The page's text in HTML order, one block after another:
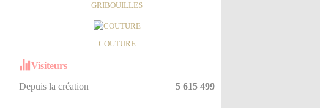
GRIBOUILLES
COUTURE
Visiteurs
Depuis la création
5 615 499